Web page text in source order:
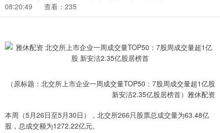
08:20:49
查看：235
（原标题：北交所上市企业一周成交量TOP50：7股周成交量超1亿股
新安洁2.35亿股居榜首）雅休配资
本周（5月26日至5月30日），北交所266只股票总成交量为63.48亿
股，总成交额为1272.22亿元。